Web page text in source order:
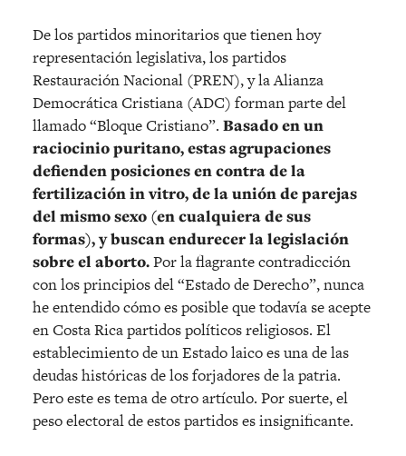
De los partidos minoritarios que tienen hoy
representación legislativa, los partidos
Restauración Nacional (PREN), y la Alianza
Democrática Cristiana (ADC) forman parte del
llamado “Bloque Cristiano”. Basado en un
raciocinio puritano, estas agrupaciones
defienden posiciones en contra de la
fertilización in vitro, de la unión de parejas
del mismo sexo (en cualquiera de sus
formas), y buscan endurecer la legislación
sobre el aborto.Por la flagrante contradicción
con los principios del “Estado de Derecho”, nunca
he entendido cómo es posible que todavía se acepte
en Costa Rica partidos políticos religiosos. El
establecimiento de un Estado laico es una de las
deudas históricas de los forjadores de la patria.
Pero este es tema de otro artículo. Por suerte, el
peso electoral de estos partidos es insignificante.